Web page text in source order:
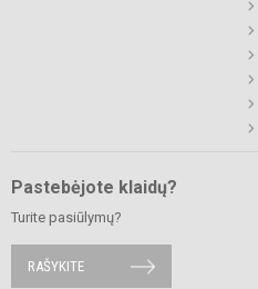
Pastebėjote klaidų?
Turite pasiūlymų?
RAŠYKITE